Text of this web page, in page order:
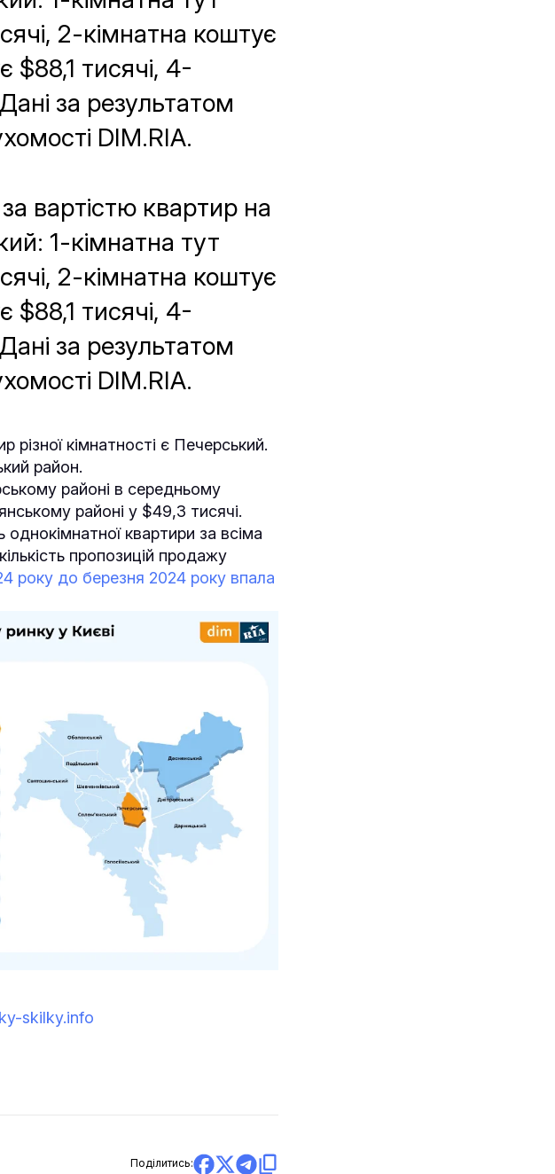
2-кімнатна коштує
$88,1 тисячі, 4-
за результатом
DІM.RIA.
вартістю квартир на
1-кімнатна тут
2-кімнатна коштує
$88,1 тисячі, 4-
за результатом
DІM.RIA.
кімнатності є Печерський.
район.
районі в середньому
районі у $49,3 тисячі.
квартири за всіма
пропозицій продажу
року до березня 2024 року впала
skilky.info
Поділитись: